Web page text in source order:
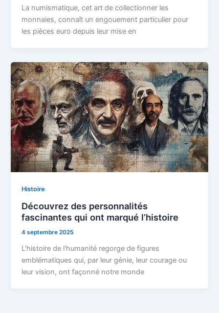
La numismatique, cet art de collectionner les
monnaies, connaît un engouement particulier pour
les pièces euro depuis leur mise en
Histoire
Découvrez des personnalités
fascinantes qui ont marqué l’histoire
4 septembre 2025
L'histoire de l'humanité regorge de figures
emblématiques qui, par leur génie, leur courage ou
leur vision, ont façonné notre monde